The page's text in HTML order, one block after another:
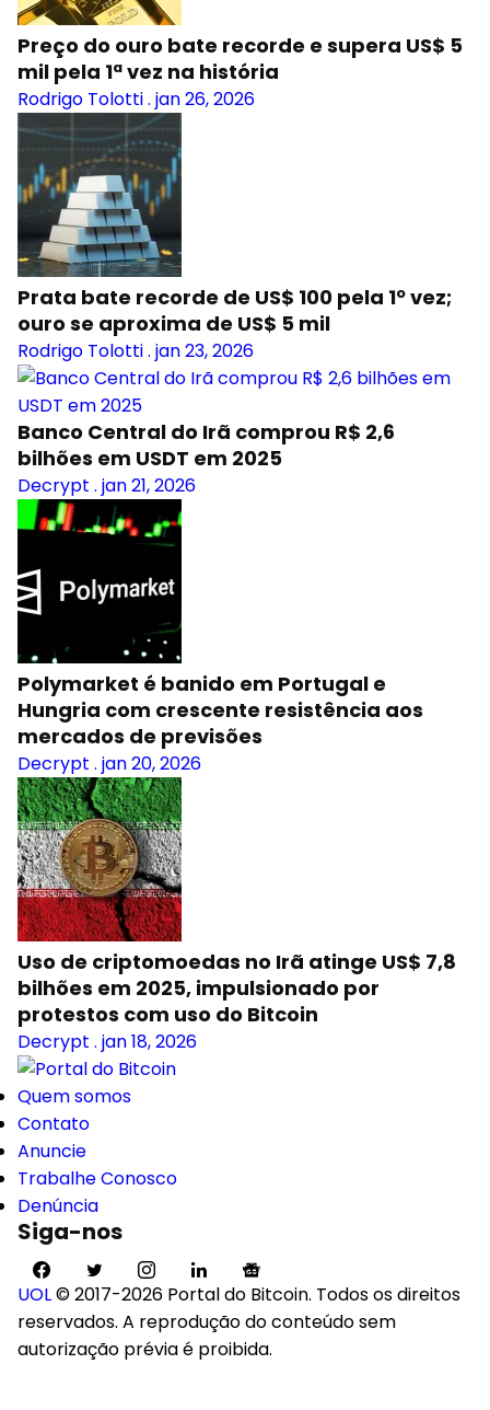
Preço do ouro bate recorde e supera US$ 5
mil pela 1ª vez na história
Rodrigo Tolotti. jan 26, 2026
Prata bate recorde de US$ 100 pela 1º vez;
ouro se aproxima de US$ 5 mil
Rodrigo Tolotti. jan 23, 2026
Banco Central do Irã comprou R$ 2,6
bilhões em USDT em 2025
Decrypt . jan 21, 2026
Polymarket é banido em Portugal e
Hungria com crescente resistência aos
mercados de previsões
Decrypt . jan 20, 2026
Uso de criptomoedas no Irã atinge US$ 7,8
bilhões em 2025, impulsionado por
protestos com uso do Bitcoin
Decrypt . jan 18, 2026
Quem somos
Contato
Anuncie
Trabalhe Conosco
Denúncia
Siga-nos
UOL© 2017-2026 Portal do Bitcoin. Todos os direitos
reservados. A reprodução do conteúdo sem
autorização prévia é proibida.